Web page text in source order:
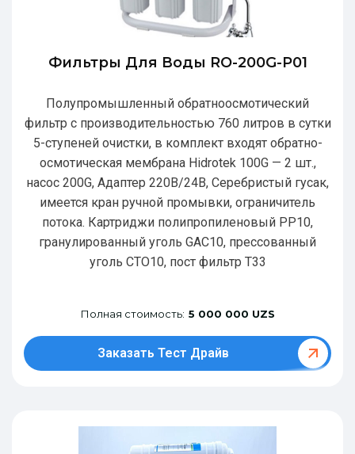
Фильтры Для Воды RO-200G-P01
Полупромышленный обратноосмотический
фильтр с производительностью 760 литров в сутки
5-ступеней очистки, в комплект входят обратно-
осмотическая мембрана Hidrotek 100G — 2 шт.,
насос 200G, Адаптер 220В/24В, Серебристый гусак,
имеется кран ручной промывки, ограничитель
потока. Картриджи полипропиленовый РР10,
гранулированный уголь GAC10, прессованный
уголь CTO10, пост фильтр T33
Полная стоимость: 5 000 000 UZS
Заказать Тест Драйв